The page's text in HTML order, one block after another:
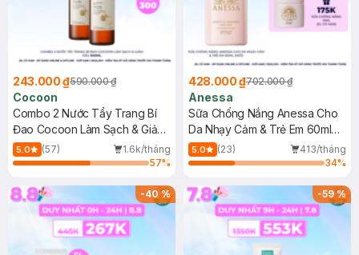
243.000 ₫590.000 ₫
Cocoon
Combo 2 Nước Tẩy Trang Bí
Đao Cocoon Làm Sạch & Giảm
Dầu 500ml
5.0 (57)
1.6k/tháng
57%
428.000 ₫702.000 ₫
Anessa
Sữa Chống Nắng Anessa Cho
Da Nhạy Cảm & Trẻ Em 60ml
(Mới)
5.0 (23)
413/tháng
34%
-40% -59%